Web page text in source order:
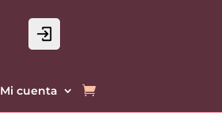
Mi cuenta